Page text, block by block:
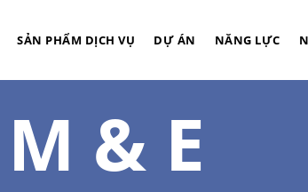
SẢN PHẨM DỊCH VỤ DỰ ÁN NĂNG LỰC
M & E